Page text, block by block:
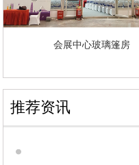
会展中心玻璃篷房
推荐资讯